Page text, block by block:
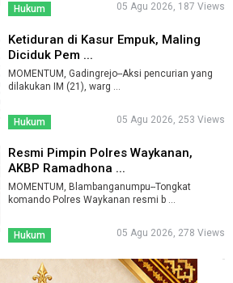
Hukum 05 Agu 2026, 187 Views
Ketiduran di Kasur Empuk, Maling
Diciduk Pem ...
MOMENTUM, Gadingrejo--Aksi pencurian yang
dilakukan IM (21), warg ...
Hukum 05 Agu 2026, 253 Views
Resmi Pimpin Polres Waykanan,
AKBP Ramadhona ...
MOMENTUM, Blambanganumpu--Tongkat
komando Polres Waykanan resmi b ...
Hukum 05 Agu 2026, 278 Views